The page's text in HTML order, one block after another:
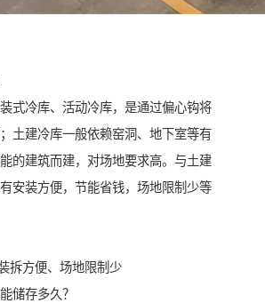
式冷库、活动冷库，是通过偏心钩将
土建冷库一般依赖窑洞、地下室等有
的建筑而建，对场地要求高。与土建
安装方便，节能省钱，场地限制少等
拆方便、场地限制少
储存多久？